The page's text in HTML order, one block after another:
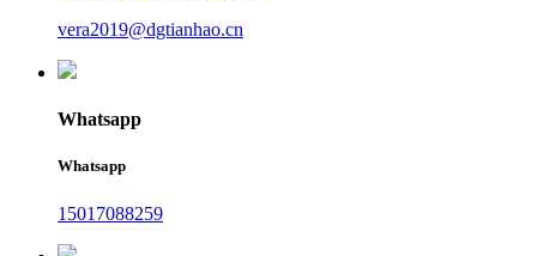
vera2019@dgtianhao.cn
Whatsapp
Whatsapp
15017088259